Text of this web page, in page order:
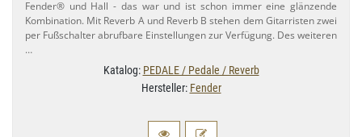
Fender® und Hall - das war und ist schon immer eine glänzende
Kombination. Mit Reverb A und Reverb B stehen dem Gitarristen zwei
per Fußschalter abrufbare Einstellungen zur Verfügung. Des weiteren
…
Katalog: PEDALE / Pedale / Reverb
Hersteller: Fender